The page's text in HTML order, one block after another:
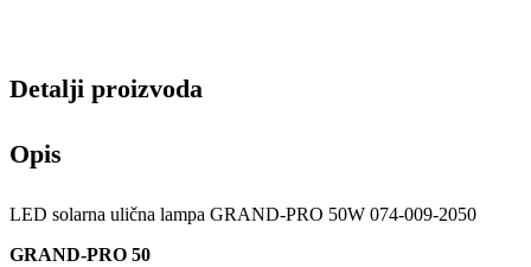
Detalji proizvoda
Opis
LED solarna ulična lampa GRAND-PRO 50W 074-009-2050
GRAND-PRO 50